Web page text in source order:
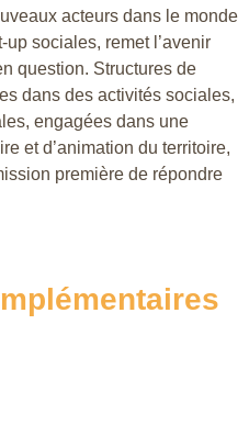
acteurs dans le monde
sociales, remet l’avenir
question. Structures de
dans des activités sociales,
engagées dans une
et d’animation du territoire,
première de répondre